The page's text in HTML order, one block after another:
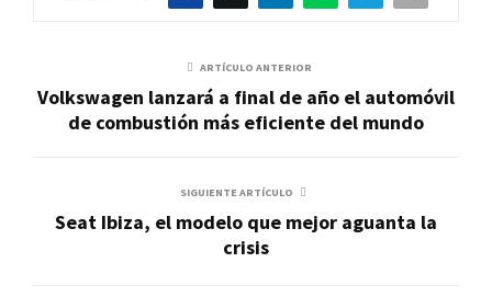
ARTÍCULO ANTERIOR
Volkswagen lanzará a final de año el automóvil
de combustión más eficiente del mundo
SIGUIENTE ARTÍCULO
Seat Ibiza, el modelo que mejor aguanta la
crisis